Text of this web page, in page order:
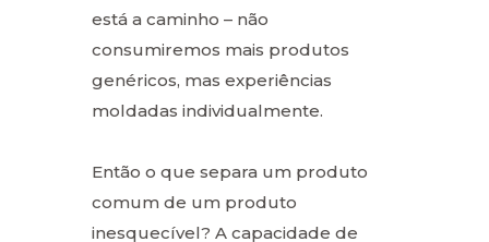
está a caminho – não
consumiremos mais produtos
genéricos, mas experiências
moldadas individualmente.
Então o que separa um produto
comum de um produto
inesquecível? A capacidade de